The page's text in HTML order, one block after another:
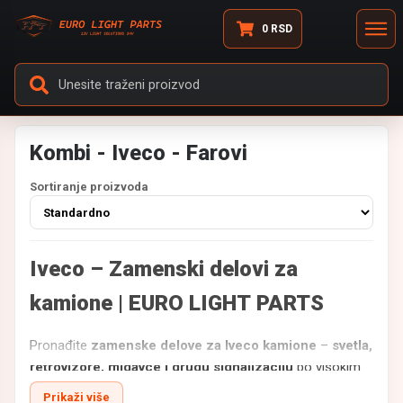
0 RSD
Kombi - Iveco - Farovi
Sortiranje proizvoda
Iveco – Zamenski delovi za
kamione | EURO LIGHT PARTS
Pronađite zamenske delove za Iveco kamione – svetla,
retrovizore, migavce i drugu signalizaciju po visokim
standardima izrade.
Prikaži više